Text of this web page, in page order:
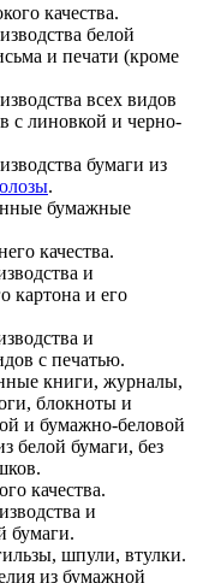
качества.
белой
и печати (кроме
всех видов
с линовкой и черно-
бумаги из
.
бумажные
качества.
и
картона и его
и
с печатью.
книги, журналы,
блокноты и
и бумажно-беловой
белой бумаги, без
качества.
и
бумаги.
шпули, втулки.
из бумажной